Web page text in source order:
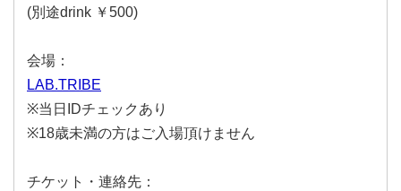
(別途drink ￥500)
会場：
LAB.TRIBE
※当日IDチェックあり
※18歳未満の方はご入場頂けません
チケット・連絡先：